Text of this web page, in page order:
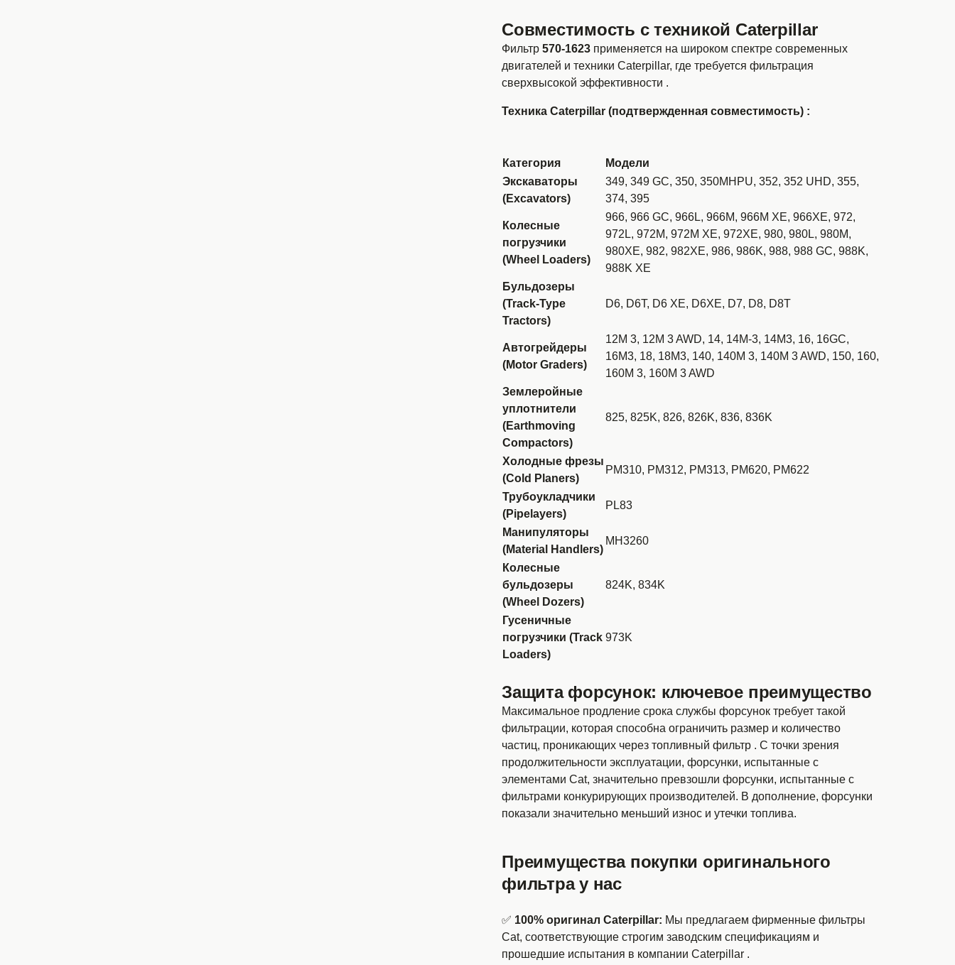
Совместимость с техникой Caterpillar
Фильтр 570-1623 применяется на широком спектре современных
двигателей и техники Caterpillar, где требуется фильтрация
сверхвысокой эффективности .
Техника Caterpillar (подтвержденная совместимость) :
Категория
Модели
Экскаваторы
(Excavators)
349, 349 GC, 350, 350MHPU, 352, 352 UHD, 355,
374, 395
Колесные
погрузчики
(Wheel Loaders)
966, 966 GC, 966L, 966M, 966M XE, 966XE, 972,
972L, 972M, 972M XE, 972XE, 980, 980L, 980M,
980XE, 982, 982XE, 986, 986K, 988, 988 GC, 988K,
988K XE
Бульдозеры
(Track-Type
Tractors)
D6, D6T, D6 XE, D6XE, D7, D8, D8T
Автогрейдеры
(Motor Graders)
12M 3, 12M 3 AWD, 14, 14M-3, 14M3, 16, 16GC,
16M3, 18, 18M3, 140, 140M 3, 140M 3 AWD, 150, 160,
160M 3, 160M 3 AWD
Землеройные
уплотнители
(Earthmoving
Compactors)
825, 825K, 826, 826K, 836, 836K
Холодные фрезы
(Cold Planers)
PM310, PM312, PM313, PM620, PM622
Трубоукладчики
(Pipelayers)
PL83
Манипуляторы
(Material Handlers)
MH3260
Колесные
бульдозеры
(Wheel Dozers)
824K, 834K
Гусеничные
погрузчики (Track
Loaders)
973K
Защита форсунок: ключевое преимущество
Максимальное продление срока службы форсунок требует такой
фильтрации, которая способна ограничить размер и количество
частиц, проникающих через топливный фильтр . С точки зрения
продолжительности эксплуатации, форсунки, испытанные с
элементами Cat, значительно превзошли форсунки, испытанные с
фильтрами конкурирующих производителей. В дополнение, форсунки
показали значительно меньший износ и утечки топлива.
Преимущества покупки оригинального
фильтра у нас
✅ 100% оригинал Caterpillar: Мы предлагаем фирменные фильтры
Cat, соответствующие строгим заводским спецификациям и
прошедшие испытания в компании Caterpillar .